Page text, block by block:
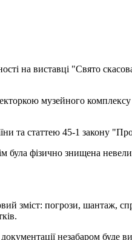
на виставці "Свято
музейного
та статтею 45-1 закону
була фізично знищена
зміст: погрози, шантаж,
незабаром буде